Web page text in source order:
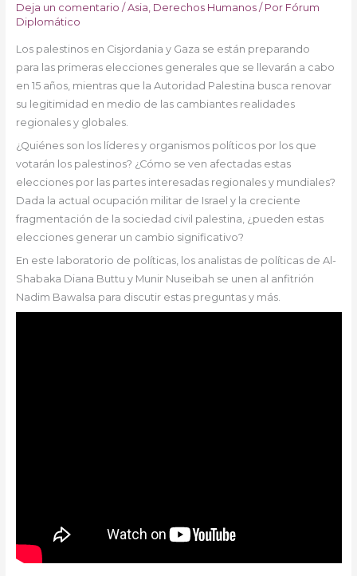
Deja un comentario / Asia Derechos Humanos/ Por Fórum
Diplomático
Los palestinos en Cisjordania y Gaza se están preparando
para las primeras elecciones generales que se llevarán a cabo
en 15 años, mientras que la Autoridad Palestina busca renovar
su legitimidad en medio de las cambiantes realidades
regionales y globales.
¿Quiénes son los líderes y organismos políticos por los que
votarán los palestinos? ¿Cómo se ven afectadas estas
elecciones por las partes interesadas regionales y mundiales?
Dada la actual ocupación militar de Israel y la creciente
fragmentación de la sociedad civil palestina, ¿pueden estas
elecciones generar un cambio significativo?
En este laboratorio de políticas, los analistas de políticas de Al-
Shabaka Diana Buttu y Munir Nuseibah se unen al anfitrión
Nadim Bawalsa para discutir estas preguntas y más.